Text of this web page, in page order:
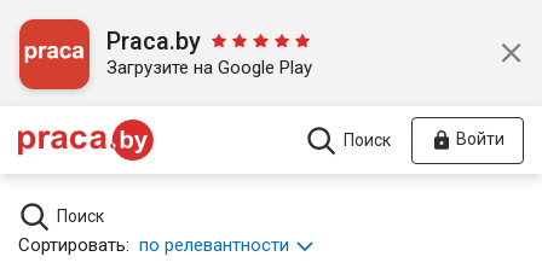
Praca.by
Загрузите на Google Play
Поиск Войти
Поиск
Сортировать: по релевантности